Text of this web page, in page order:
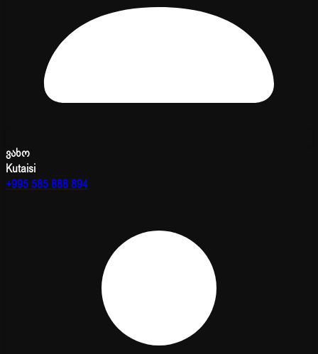
ვახო
Kutaisi
+995 585 888 894